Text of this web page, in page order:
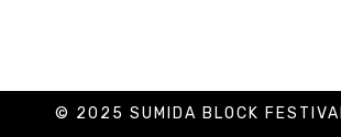
© 2025 SUMIDA BLOCK